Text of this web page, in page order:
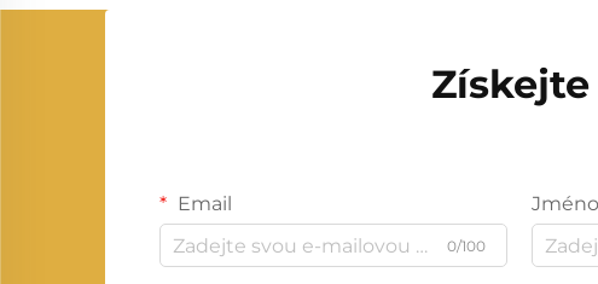
Email
0/100
Jméno